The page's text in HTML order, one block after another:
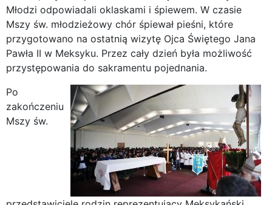
Młodzi odpowiadali oklaskami i śpiewem. W czasie
Mszy św. młodzieżowy chór śpiewał pieśni, które
przygotowano na ostatnią wizytę Ojca Świętego Jana
Pawła II w Meksyku. Przez cały dzień była możliwość
przystępowania do sakramentu pojednania.
Po
zakończeniu
Mszy św.